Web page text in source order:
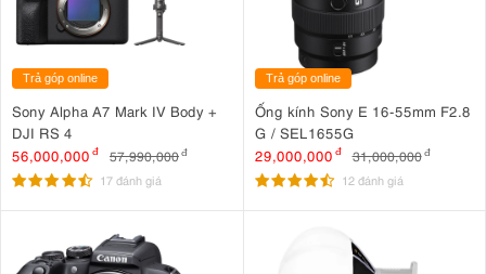
Trả góp online
Sony Alpha A7 Mark IV Body +
DJI RS 4
56,000,000 đ 57,990,000đ
17 đánh giá
Trả góp online
Ống kính Sony E 16-55mm F2.8
G / SEL1655G
29,000,000 đ 31,000,000 đ
12 đánh giá